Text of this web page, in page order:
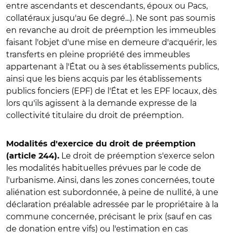
entre ascendants et descendants, époux ou Pacs,
collatéraux jusqu'au 6e degré...). Ne sont pas soumis
en revanche au droit de préemption les immeubles
faisant l'objet d'une mise en demeure d'acquérir, les
transferts en pleine propriété des immeubles
appartenant à l'État ou à ses établissements publics,
ainsi que les biens acquis par les établissements
publics fonciers (EPF) de l'État et les EPF locaux, dès
lors qu'ils agissent à la demande expresse de la
collectivité titulaire du droit de préemption.
Modalités d'exercice du droit de préemption
(article 244). Le droit de préemption s'exerce selon
les modalités habituelles prévues par le code de
l'urbanisme. Ainsi, dans les zones concernées, toute
aliénation est subordonnée, à peine de nullité, à une
déclaration préalable adressée par le propriétaire à la
commune concernée, précisant le prix (sauf en cas
de donation entre vifs) ou l'estimation en cas